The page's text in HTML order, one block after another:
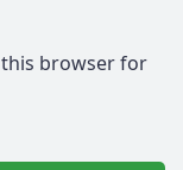
this browser for